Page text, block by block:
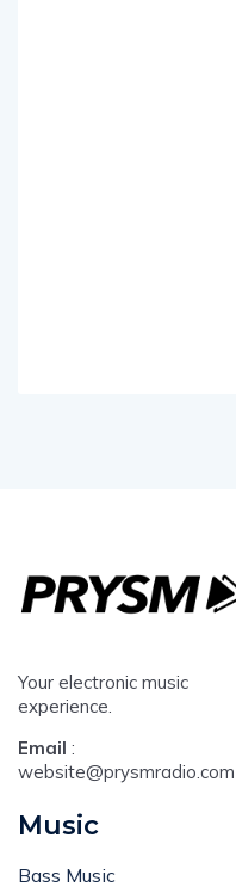
Your electronic music
experience.
Email :
website@prysmradio.com
Music
Bass Music